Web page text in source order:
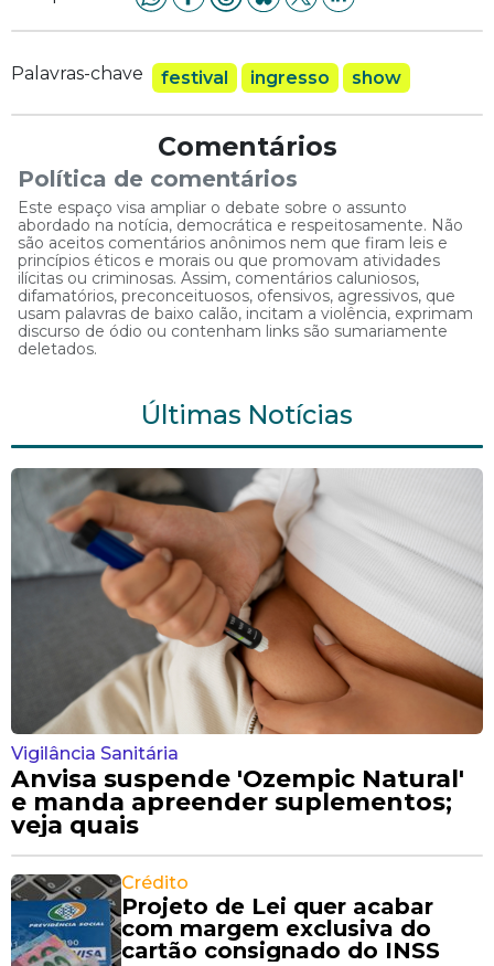
Palavras-chave festival ingresso show
Comentários
Política de comentários
Este espaço visa ampliar o debate sobre o assunto
abordado na notícia, democrática e respeitosamente. Não
são aceitos comentários anônimos nem que firam leis e
princípios éticos e morais ou que promovam atividades
ilícitas ou criminosas. Assim, comentários caluniosos,
difamatórios, preconceituosos, ofensivos, agressivos, que
usam palavras de baixo calão, incitam a violência, exprimam
discurso de ódio ou contenham links são sumariamente
deletados.
Últimas Notícias
Vigilância Sanitária
Anvisa suspende 'Ozempic Natural'
e manda apreender suplementos;
veja quais
Crédito
Projeto de Lei quer acabar
com margem exclusiva do
cartão consignado do INSS